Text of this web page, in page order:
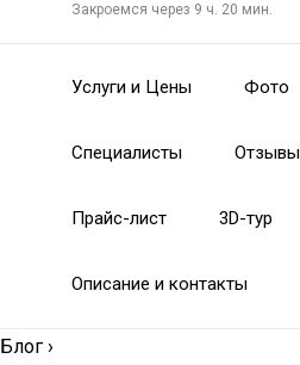
Закроемся через 9 ч. 20 мин.
Услуги и Цены Фото
Специалисты Отзывы
Прайс-лист 3D-тур
Описание и контакты
Блог ›